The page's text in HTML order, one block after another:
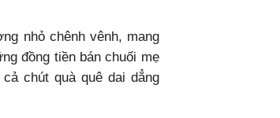
nhỏ chênh vênh, mang
đồng tiền bán chuối mẹ
chút quà quê dai dẳng